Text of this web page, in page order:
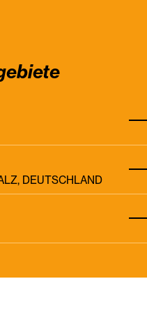
DEUTSCHLAND